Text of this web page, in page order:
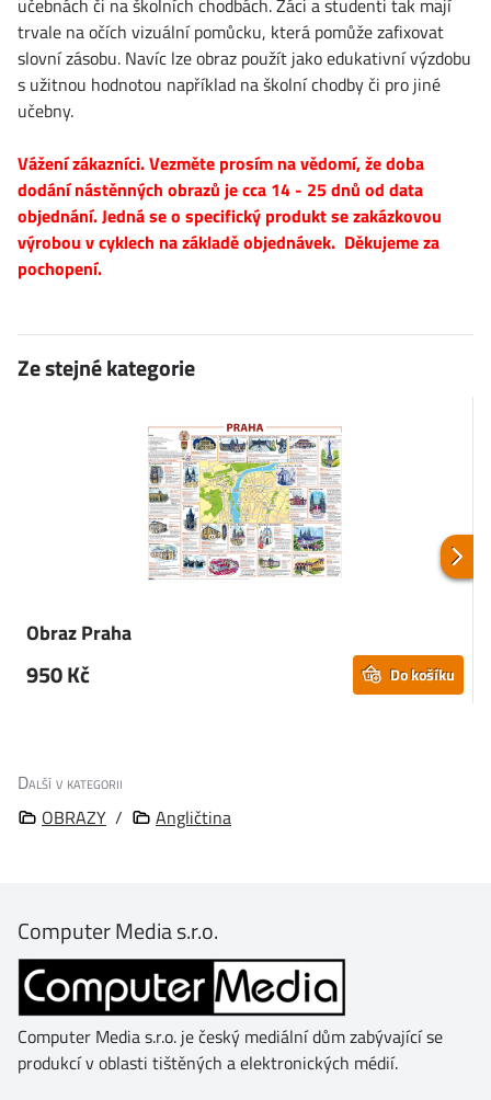
učebnách či na školních chodbách. Žáci a studenti tak mají
trvale na očích vizuální pomůcku, která pomůže zafixovat
slovní zásobu. Navíc lze obraz použít jako edukativní výzdobu
s užitnou hodnotou například na školní chodby či pro jiné
učebny.
Vážení zákazníci. Vezměte prosím na vědomí, že doba
dodání nástěnných obrazů je cca 14 - 25 dnů od data
objednání. Jedná se o specifický produkt se zakázkovou
výrobou v cyklech na základě objednávek. Děkujeme za
pochopení.
Ze stejné kategorie
Obraz Praha
950 Kč Do košíku
Další v kategorii
OBRAZY / Angličtina
Computer Media s.r.o.
Computer Media s.r.o. je český mediální dům zabývající se
produkcí v oblasti tištěných a elektronických médií.